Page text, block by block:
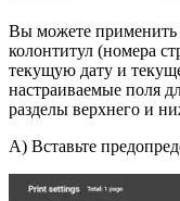
Вы можете
колонтитул (номера
текущую дату и
настраиваемые поля
разделы верхнего и
A) Вставьте